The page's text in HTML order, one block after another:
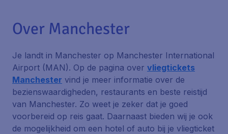
Over Manchester
Je landt in Manchester op Manchester International
Airport (MAN). Op de pagina over vliegtickets
Manchester vind je meer informatie over de
bezienswaardigheden, restaurants en beste reistijd
van Manchester. Zo weet je zeker dat je goed
voorbereid op reis gaat. Daarnaast bieden wij je ook
de mogelijkheid om een hotel of auto bij je vliegticket